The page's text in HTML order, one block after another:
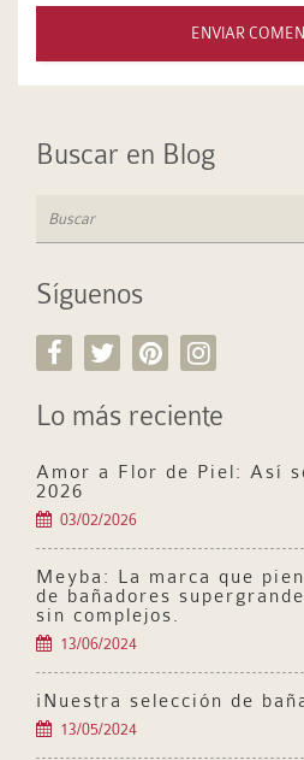
Buscar en Blog
Síguenos
Lo más reciente
Amor a Flor de Piel: Así
2026
03/02/2026
Meyba: La marca que
de bañadores
sin complejos.
13/06/2024
¡Nuestra selección de
13/05/2024